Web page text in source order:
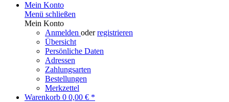
Mein Konto
Menü schließen
Mein Konto
Anmelden oderregistrieren
Übersicht
Persönliche Daten
Adressen
Zahlungsarten
Bestellungen
Merkzettel
Warenkorb 0 0,00 € *